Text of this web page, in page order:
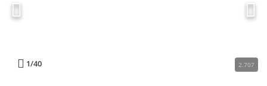
1/40 2.707